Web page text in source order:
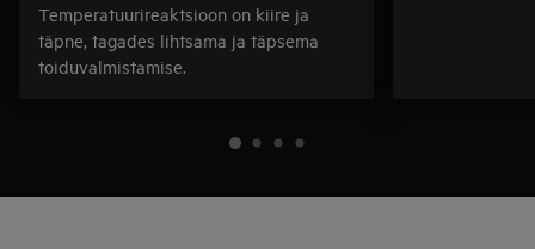
Temperatuurireaktsioon on kiire ja
täpne, tagades lihtsama ja täpsema
toiduvalmistamise.